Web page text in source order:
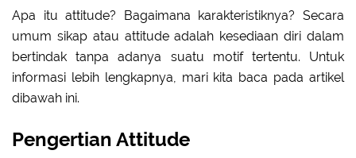
Apa itu attitude? Bagaimana karakteristiknya? Secara
umum sikap atau attitude adalah kesediaan diri dalam
bertindak tanpa adanya suatu motif tertentu. Untuk
informasi lebih lengkapnya, mari kita baca pada artikel
dibawah ini.
Pengertian Attitude